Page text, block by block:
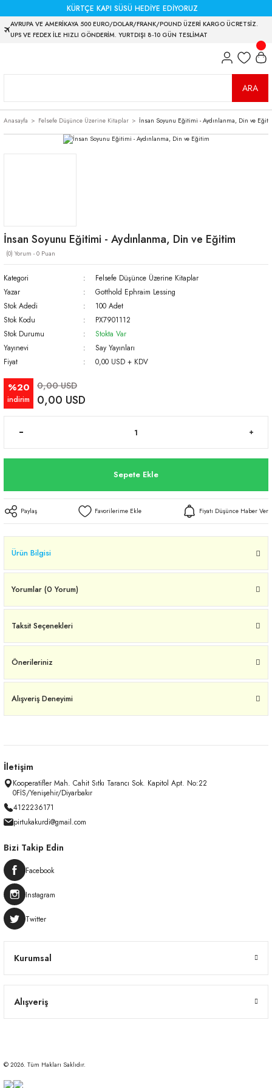
KÜRTÇE KAPI SÜSÜ HEDİYE EDİYORUZ
AVRUPA VE AMERİKAYA 500 EURO/DOLAR/FRANK/POUND ÜZERİ KARGO ÜCRETSİZ.
UPS VE FEDEX İLE HIZLI GÖNDERİM. YURTDIŞI 8-10 GÜN TESLİMAT
ARA
Anasayfa Felsefe Düşünce Üzerine Kitaplar İnsan Soyunu Eğitimi - Aydınlanma, Din ve
İnsan Soyunu Eğitimi - Aydınlanma, Din ve Eğitim
(0) Yorum - 0 Puan
Kategori
Felsefe Düşünce Üzerine Kitaplar
Yazar
Gotthold Ephraim Lessing
Stok Adedi
100 Adet
Stok Kodu
PX7901112
Stok Durumu
Stokta Var
Yayınevi
Say Yayınları
Fiyat
0,00 USD + KDV
%20
indirim
0,00 USD
0,00 USD
Sepete Ekle
Paylaş Fiyatı Düşünce Haber Ver
Ürün Bilgisi
Yorumlar (0 Yorum)
Taksit Seçenekleri
Önerileriniz
Alışveriş Deneyimi
İletişim
Kooperatifler Mah. Cahit Sıtkı Tarancı Sok. Kapitol Apt. No:22
0FİS/Yenişehir/Diyarbakır
4122236171
pirtukakurdi@gmail.com
Kurumsal
Alışveriş
Bizi Takip Edin
Facebook
Instagram
Twitter
© 2026. Tüm Hakları Saklıdır.